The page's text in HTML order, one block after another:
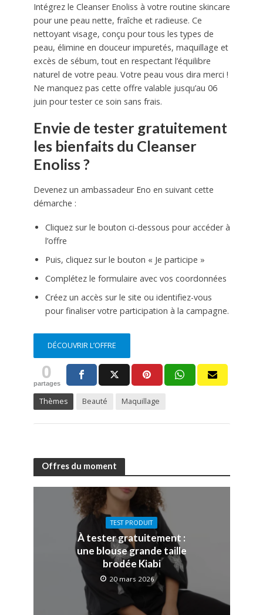
Intégrez le Cleanser Enoliss à votre routine skincare
pour une peau nette, fraîche et radieuse. Ce
nettoyant visage, conçu pour tous les types de
peau, élimine en douceur impuretés, maquillage et
excès de sébum, tout en respectant l’équilibre
naturel de votre peau. Votre peau vous dira merci !
Ne manquez pas cette offre valable jusqu’au 06
juin pour tester ce soin sans frais.
Envie de tester gratuitement
les bienfaits du Cleanser
Enoliss ?
Devenez un ambassadeur Eno en suivant cette
démarche :
Cliquez sur le bouton ci-dessous pour accéder à
l’offre
Puis, cliquez sur le bouton « Je participe »
Complétez le formulaire avec vos coordonnées
Créez un accès sur le site ou identifiez-vous
pour finaliser votre participation à la campagne.
DÉCOUVRIR L’OFFRE
0
partages
Thèmes Beauté Maquillage
Offres du moment
TEST PRODUIT
À tester gratuitement :
une blouse grande taille
brodée Kiabi
20 mars 2026